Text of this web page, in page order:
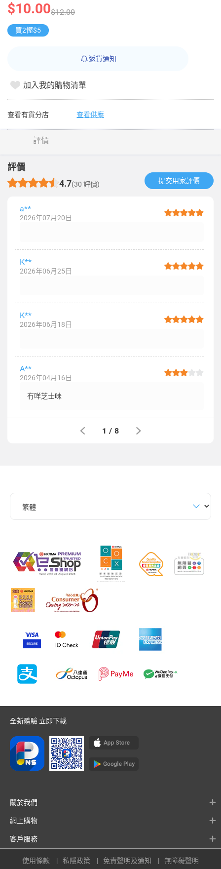
$10.00$12.00
買2慳$5
返貨通知
加入我的購物清單
查看有貨分店 查看供應
評價
評價
4.7(30 評價) 提交用家評價​
a**
2026年07月20日
K**
2026年06月25日
K**
2026年06月18日
A**
2026年04月16日
冇咩芝士味
1 / 8
全新體驗 立即下載
關於我們
網上購物
客戶服務
使用條款 私隱政策 免責聲明及通知 無障礙聲明